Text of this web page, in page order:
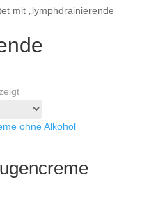
mit „lymphdrainierende